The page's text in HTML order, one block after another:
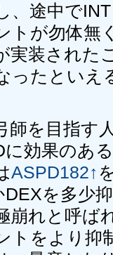
、途中で
トが勿体無
実装された
ったといえ
師を目指す
に効果のあ
ASPD182↑
DEXを多少
崩れと呼ば
トをより抑